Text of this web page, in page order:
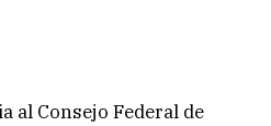
al Consejo Federal de